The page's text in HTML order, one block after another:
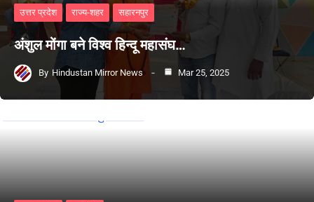
उत्तर प्रदेश राज्य-शहर सहारनपुर
अंशुल मोंगा बने विश्व हिन्दू महासंघ…
By Hindustan Mirror News Mar 25, 2025